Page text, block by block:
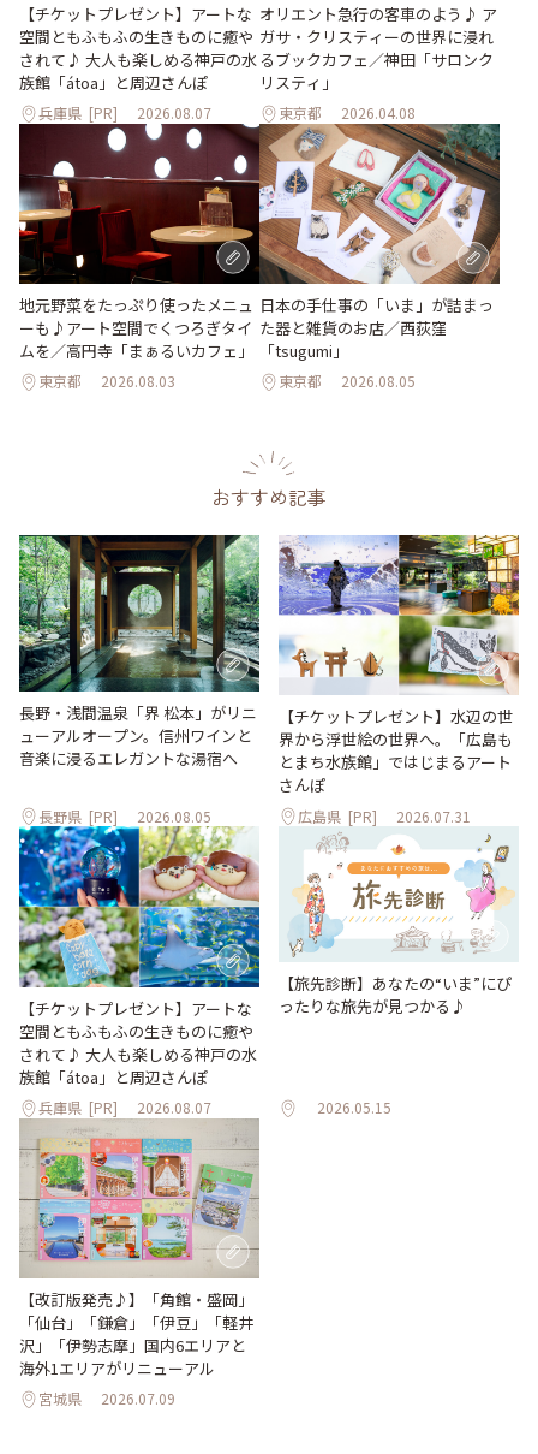
【チケットプレゼント】アートな
空間ともふもふの生きものに癒や
されて♪ 大人も楽しめる神戸の水
族館「átoa」と周辺さんぽ
兵庫県 [PR] 2026.08.07
オリエント急行の客車のよう♪ ア
ガサ・クリスティーの世界に浸れ
るブックカフェ／神田「サロンク
リスティ」
東京都 2026.04.08
地元野菜をたっぷり使ったメニュ
ーも♪アート空間でくつろぎタイ
ムを／高円寺「まぁるいカフェ」
東京都 2026.08.03
日本の手仕事の「いま」が詰まっ
た器と雑貨のお店／西荻窪
「tsugumi」
東京都 2026.08.05
おすすめ記事
長野・浅間温泉「界 松本」がリニ
ューアルオープン。信州ワインと
音楽に浸るエレガントな湯宿へ
長野県 [PR] 2026.08.05
【チケットプレゼント】水辺の世
界から浮世絵の世界へ。「広島も
とまち水族館」ではじまるアート
さんぽ
広島県 [PR] 2026.07.31
【チケットプレゼント】アートな
空間ともふもふの生きものに癒や
されて♪ 大人も楽しめる神戸の水
族館「átoa」と周辺さんぽ
兵庫県 [PR] 2026.08.07
【旅先診断】あなたの“いま”にぴ
ったりな旅先が見つかる♪
2026.05.15
【改訂版発売♪】「角館・盛岡」
「仙台」「鎌倉」「伊豆」「軽井
沢」「伊勢志摩」国内6エリアと
海外1エリアがリニューアル
宮城県 2026.07.09